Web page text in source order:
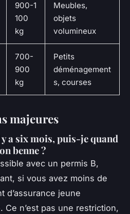
900-1
100
kg
Meubles,
objets
volumineux
700-
900
kg
Petits
déménagement
s, courses
majeures
a six mois, puis-je quand
benne ?
avec un permis B,
si vous avez moins de
d’assurance jeune
n’est pas une restriction,